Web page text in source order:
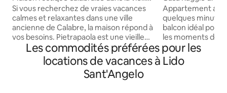
ville
Si vous recherchez de vraies vacances
calmes et relaxantes dans une ville
ancienne de Calabre, la maison répond à
vos besoins. Pietrapaola est une vieille
ville, à 12 km de la mer Ionienne.
Aujourd'hui, seulement 200 personnes
vivent ici. Mon père a rénové l'ancienne
maison familiale : une vieille maison en
à vous.
Appartement au
quelques
balcon idéal pour
les moments de détente. À
la municipalité de
Corso Mazzini,
ville. Vue du pont
Les commodités préférées pour les
locations de vacances à Lido
Sant'Angelo